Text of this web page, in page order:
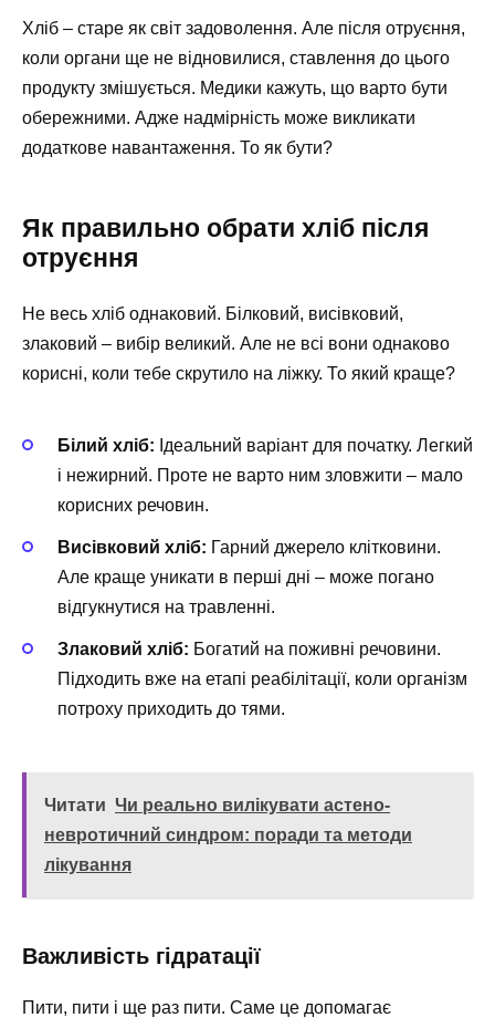
Хліб – старе як світ задоволення. Але після отруєння,
коли органи ще не відновилися, ставлення до цього
продукту змішується. Медики кажуть, що варто бути
обережними. Адже надмірність може викликати
додаткове навантаження. То як бути?
Як правильно обрати хліб після
отруєння
Не весь хліб однаковий. Білковий, висівковий,
злаковий – вибір великий. Але не всі вони однаково
корисні, коли тебе скрутило на ліжку. То який краще?
Білий хліб: Ідеальний варіант для початку. Легкий
і нежирний. Проте не варто ним зловжити – мало
корисних речовин.
Висівковий хліб: Гарний джерело клітковини.
Але краще уникати в перші дні – може погано
відгукнутися на травленні.
Злаковий хліб: Богатий на поживні речовини.
Підходить вже на етапі реабілітації, коли організм
потроху приходить до тями.
Читати Чи реально вилікувати астено-
невротичний синдром: поради та методи
лікування
Важливість гідратації
Пити, пити і ще раз пити. Саме це допомагає